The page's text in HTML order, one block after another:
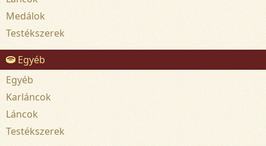
Medálok
Testékszerek
Egyéb
Egyéb
Karláncok
Láncok
Testékszerek